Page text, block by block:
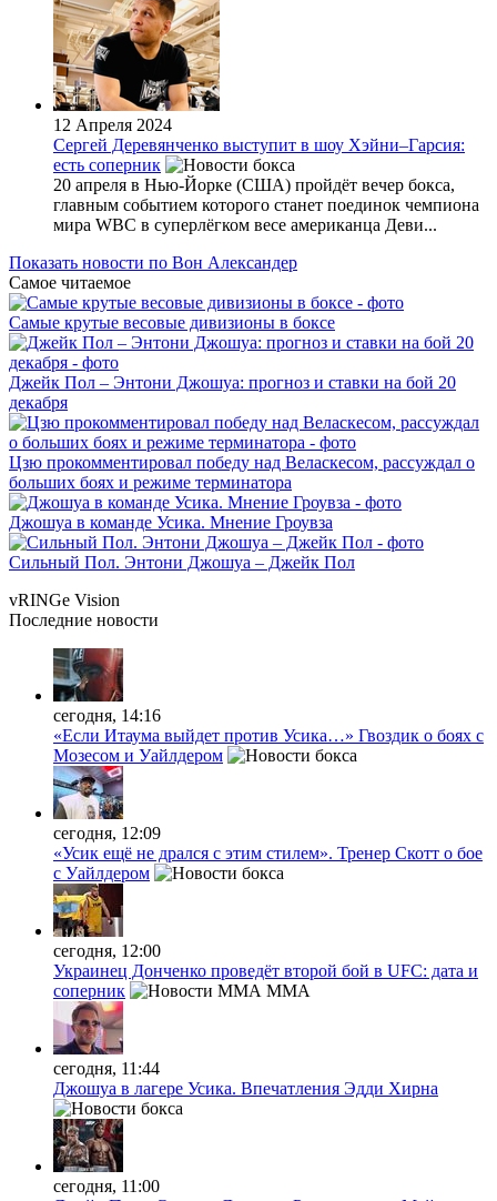
12 Апреля 2024
Сергей Деревянченко выступит в шоу Хэйни–Гарсия:
есть соперник
20 апреля в Нью-Йорке (США) пройдёт вечер бокса,
главным событием которого станет поединок чемпиона
мира WBC в суперлёгком весе американца Деви...
Показать новости по Вон Александер
Самое читаемое
Самые крутые весовые дивизионы в боксе
Джейк Пол – Энтони Джошуа: прогноз и ставки на бой 20
декабря
Цзю прокомментировал победу над Веласкесом, рассуждал о
больших боях и режиме терминатора
Джошуа в команде Усика. Мнение Гроувза
Сильный Пол. Энтони Джошуа – Джейк Пол
vRINGe Vision
Последние новости
сегодня, 14:16
«Если Итаума выйдет против Усика…» Гвоздик о боях с
Мозесом и Уайлдером
сегодня, 12:09
«Усик ещё не дрался с этим стилем». Тренер Скотт о бое
с Уайлдером
сегодня, 12:00
Украинец Донченко проведёт второй бой в UFC: дата и
соперник
MMA
сегодня, 11:44
Джошуа в лагере Усика. Впечатления Эдди Хирна
сегодня, 11:00